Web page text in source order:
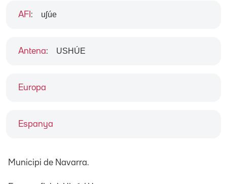
Europa
Espanya
AFI : uʃúe
Antena: USHÚE
Municipi de Navarra.